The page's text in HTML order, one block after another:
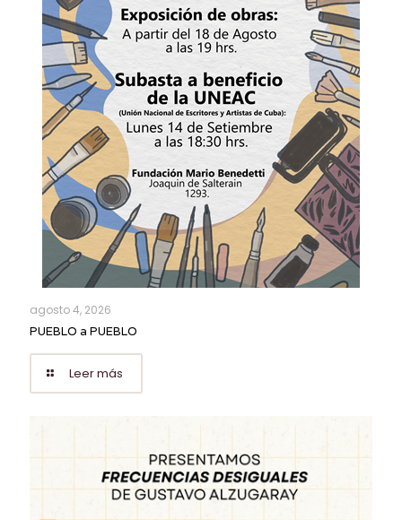
agosto 4, 2026
PUEBLO a PUEBLO
Leer más